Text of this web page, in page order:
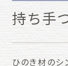
持ち手
ひのき材のシ